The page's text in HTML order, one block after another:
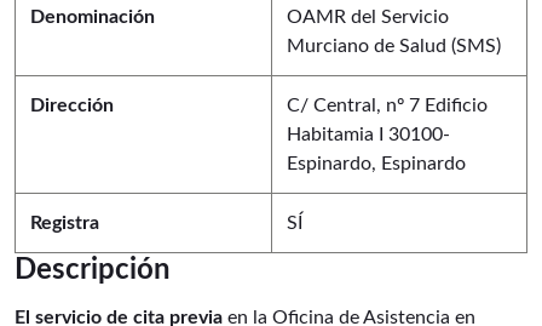
Denominación
OAMR del Servicio
Murciano de Salud (SMS)
Dirección
C/ Central, nº 7 Edificio
Habitamia I 30100-
Espinardo, Espinardo
Registra SÍ
Descripción
El servicio de cita previa en la Oficina de Asistencia en